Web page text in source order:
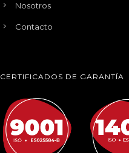
Nosotros
Contacto
CERTIFICADOS DE GARANTÍA